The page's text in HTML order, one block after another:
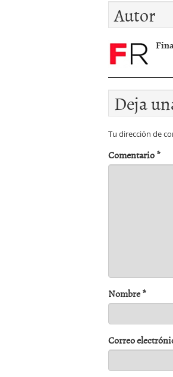
Autor
Deja
Tu dirección de
Comentario*
Nombre*
Correo